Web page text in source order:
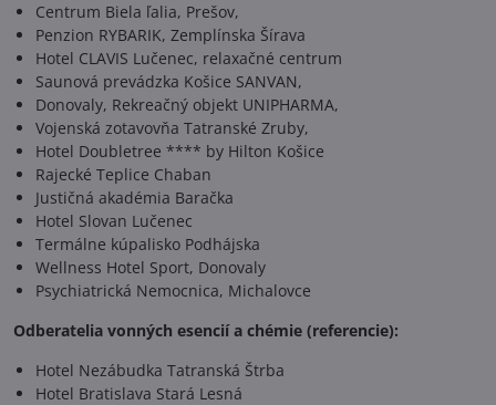
Centrum Biela ľalia, Prešov,
Penzion RYBARIK, Zemplínska Šírava
Hotel CLAVIS Lučenec, relaxačné centrum
Saunová prevádzka Košice SANVAN,
Donovaly, Rekreačný objekt UNIPHARMA,
Vojenská zotavovňa Tatranské Zruby,
Hotel Doubletree **** by Hilton Košice
Rajecké Teplice Chaban
Justičná akadémia Baračka
Hotel Slovan Lučenec
Termálne kúpalisko Podhájska
Wellness Hotel Sport, Donovaly
Psychiatrická Nemocnica, Michalovce
Odberatelia vonných esencií a chémie (referencie):
Hotel Nezábudka Tatranská Štrba
Hotel Bratislava Stará Lesná